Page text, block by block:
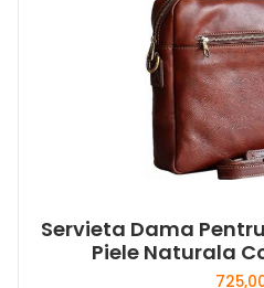
Servieta Dama
Piele Naturala